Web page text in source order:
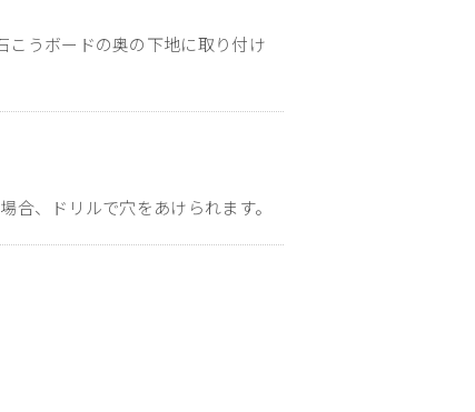
こうボードの奥の下地に取り付け
合、ドリルで穴をあけられます。